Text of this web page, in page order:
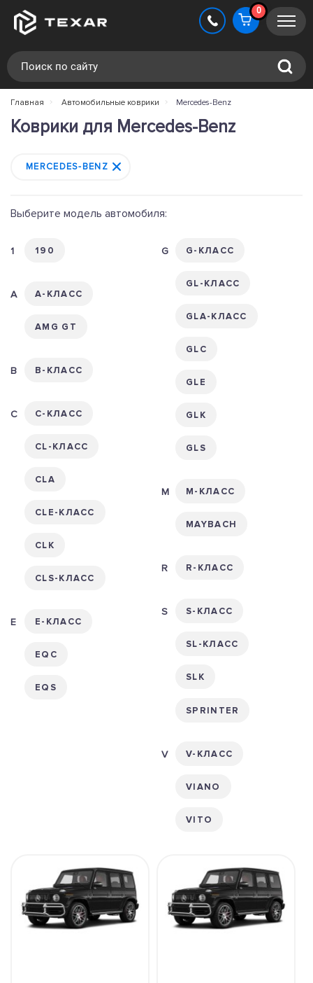
0
Главная Автомобильные коврики Mercedes-Benz
Коврики для Mercedes-Benz
MERCEDES-BENZ
190
A-КЛАСС
AMG GT
B-КЛАСС
C-КЛАСС
CL-КЛАСС
CLA
CLE-КЛАСС
CLK
CLS-КЛАСС
E-КЛАСС
EQC
EQS
G-КЛАСС
GL-КЛАСС
GLA-КЛАСС
GLC
GLE
GLK
GLS
M-КЛАСС
MAYBACH
R-КЛАСС
S-КЛАСС
SL-КЛАСС
SLK
SPRINTER
V-КЛАСС
VIANO
VITO